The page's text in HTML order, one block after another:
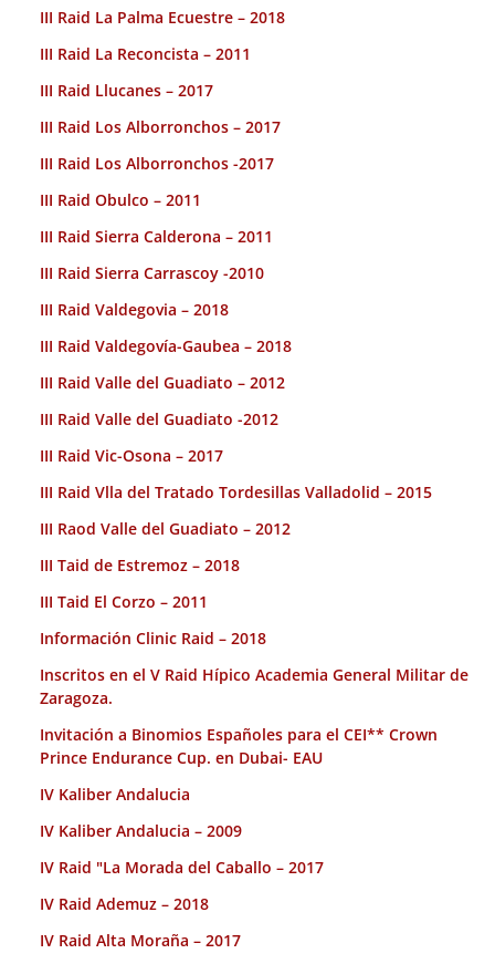
III Raid La Palma Ecuestre – 2018
III Raid La Reconcista – 2011
III Raid Llucanes – 2017
III Raid Los Alborronchos – 2017
III Raid Los Alborronchos -2017
III Raid Obulco – 2011
III Raid Sierra Calderona – 2011
III Raid Sierra Carrascoy -2010
III Raid Valdegovia – 2018
III Raid Valdegovía-Gaubea – 2018
III Raid Valle del Guadiato – 2012
III Raid Valle del Guadiato -2012
III Raid Vic-Osona – 2017
III Raid Vlla del Tratado Tordesillas Valladolid – 2015
III Raod Valle del Guadiato – 2012
III Taid de Estremoz – 2018
III Taid El Corzo – 2011
Información Clinic Raid – 2018
Inscritos en el V Raid Hípico Academia General Militar de
Zaragoza.
Invitación a Binomios Españoles para el CEI** Crown
Prince Endurance Cup. en Dubai- EAU
IV Kaliber Andalucia
IV Kaliber Andalucia – 2009
IV Raid "La Morada del Caballo – 2017
IV Raid Ademuz – 2018
IV Raid Alta Moraña – 2017